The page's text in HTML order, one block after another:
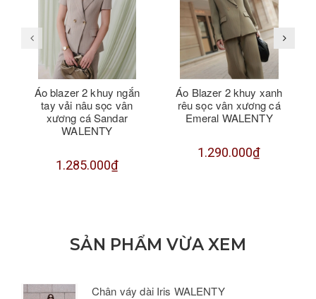
Áo blazer 2 khuy ngắn
tay vải nâu sọc vân
xương cá Sandar
WALENTY
1.285.000₫
Áo Blazer 2 khuy xanh
rêu sọc vân xương cá
Emeral WALENTY
1.290.000₫
SẢN PHẨM VỪA XEM
Chân váy dài Iris WALENTY